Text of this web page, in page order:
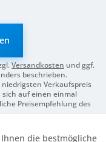
Versandkosten und ggf.
beschrieben.
Verkaufspreis
auf einen einmal
Preisempfehlung des
Aktiv
die bestmögliche